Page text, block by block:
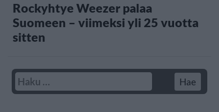
Rockyhtye Weezer palaa
Suomeen – viimeksi yli 25 vuotta
sitten